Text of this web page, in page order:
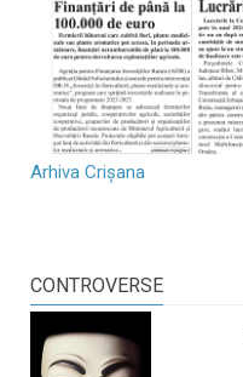
Arhiva Crișana
CONTROVERSE